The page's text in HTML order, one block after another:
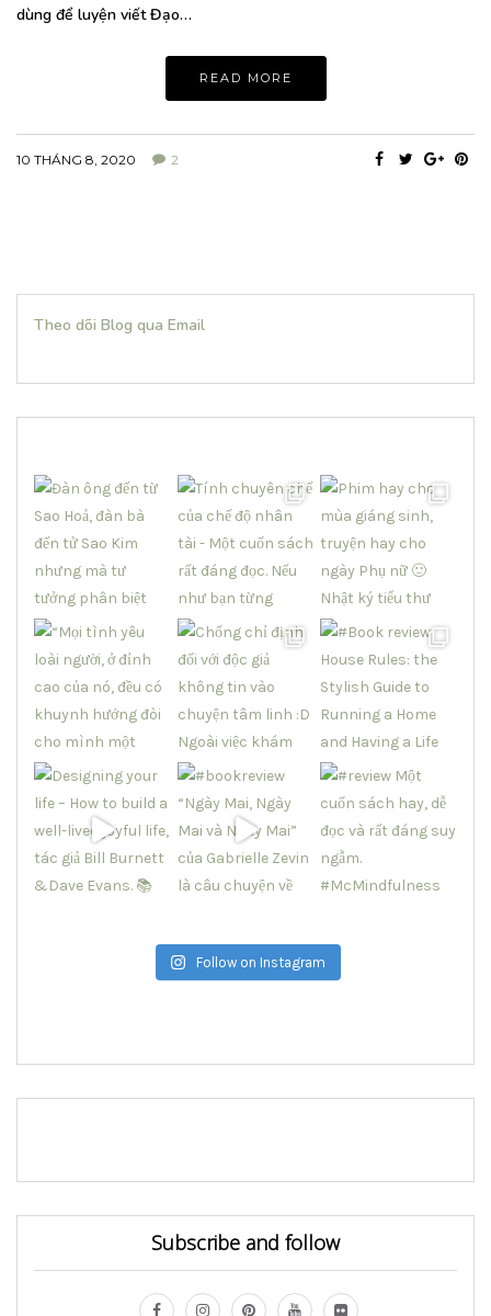
dùng để luyện viết Đạo…
READ MORE
10 THÁNG 8, 2020 2
Theo dõi Blog qua Email
Follow on Instagram
Subscribe and follow